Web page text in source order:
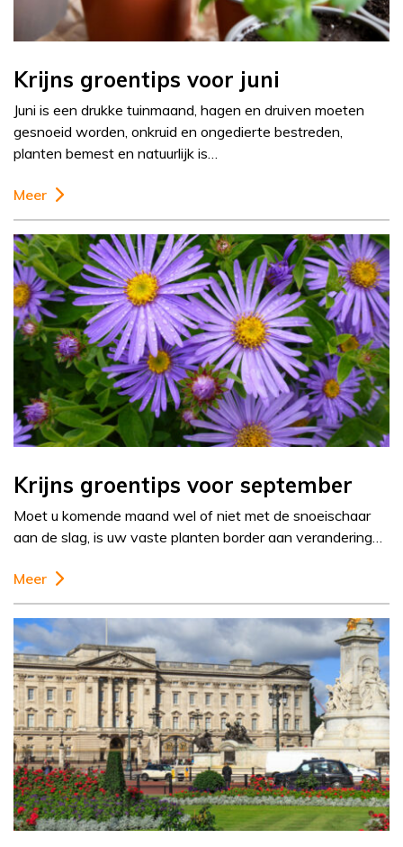
Krijns groentips voor juni
Juni is een drukke tuinmaand, hagen en druiven moeten
gesnoeid worden, onkruid en ongedierte bestreden,
planten bemest en natuurlijk is…
Meer
Krijns groentips voor september
Moet u komende maand wel of niet met de snoeischaar
aan de slag, is uw vaste planten border aan verandering…
Meer